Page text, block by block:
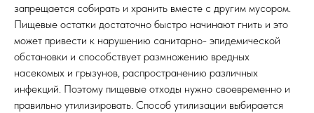
запрещается собирать и хранить вместе с другим мусором.
Пищевые остатки достаточно быстро начинают гнить и это
может привести к нарушению санитарно- эпидемической
обстановки и способствует размножению вредных
насекомых и грызунов, распространению различных
инфекций. Поэтому пищевые отходы нужно своевременно и
правильно утилизировать. Способ утилизации выбирается